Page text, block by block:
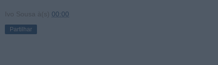
Ivo Sousa à(s) 00:00
Partilhar